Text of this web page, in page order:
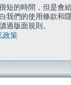
短的時間，但是會
我們的使用條款和
過版面規則。
政策